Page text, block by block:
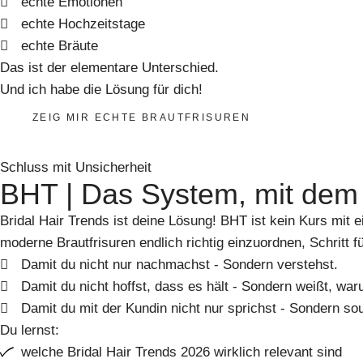
echte Hochzeitstage
echte Bräute
Das ist der elementare Unterschied.
Und ich habe die Lösung für dich!
ZEIG MIR ECHTE BRAUTFRISUREN
Schluss mit Unsicherheit
BHT | Das System, mit
Bridal Hair Trends ist deine Lösung! BHT ist kein Kurs mit
moderne Brautfrisuren endlich richtig einzuordnen, Schritt
Damit du nicht nur nachmachst - Sondern verstehst.
Damit du nicht hoffst, dass es hält - Sondern weißt,
Damit du mit der Kundin nicht nur sprichst - Sondern
Du lernst:
welche Bridal Hair Trends 2026 wirklich relevant sind